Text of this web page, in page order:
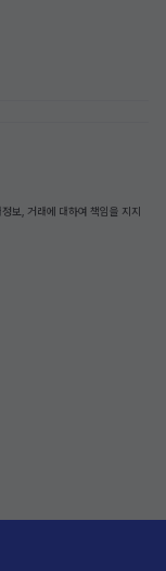
보, 거래에 대하여 책임을 지지